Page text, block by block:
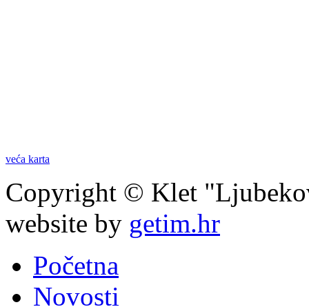
veća karta
Copyright © Klet
website by getim.hr
Početna
Novosti